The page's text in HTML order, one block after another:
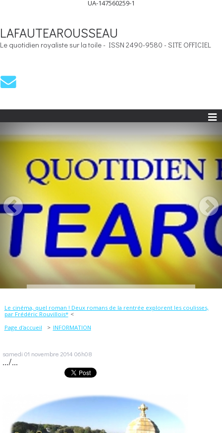
UA-147560259-1
LAFAUTEAROUSSEAU
Le quotidien royaliste sur la toile - ISSN 2490-9580 - SITE OFFICIEL
Le cinéma, quel roman ! Deux romans de la rentrée explorent les coulisses,
par Frédéric Rouvillois*
Page d'accueil
INFORMATION
samedi 01 novembre 2014 06h08
.../...